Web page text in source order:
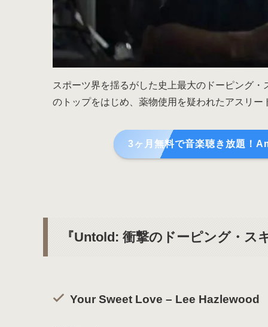
スポーツ界を揺るがした史上最大のドーピング
のトップをはじめ、薬物使用を疑われたアスリ
3ヶ月無料で音楽聴き放題！
『Untold: 衝撃のドーピング・ス
Your Sweet Love – Lee Hazlewood